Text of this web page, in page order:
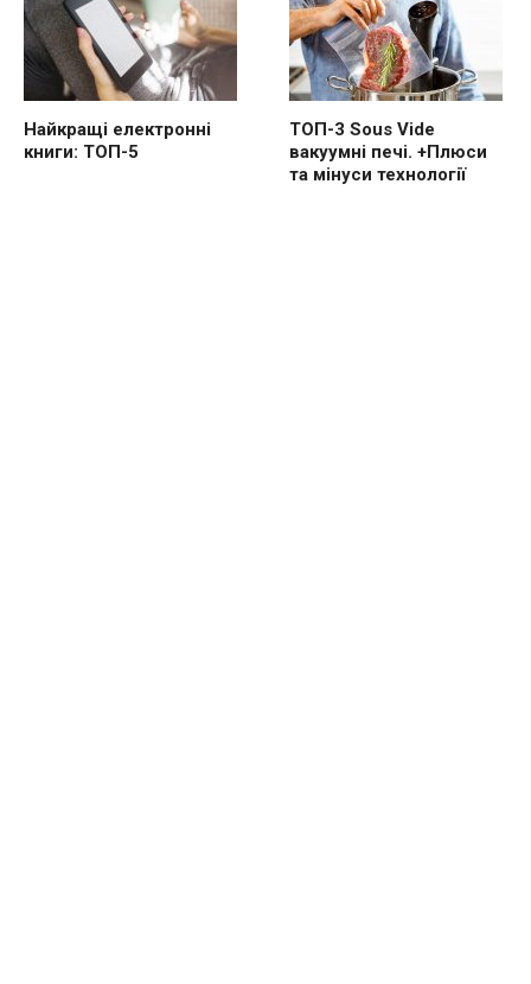
Найкращі електронні
книги: ТОП-5
ТОП-3 Sous Vide
вакуумні печі. +Плюси
та мінуси технології